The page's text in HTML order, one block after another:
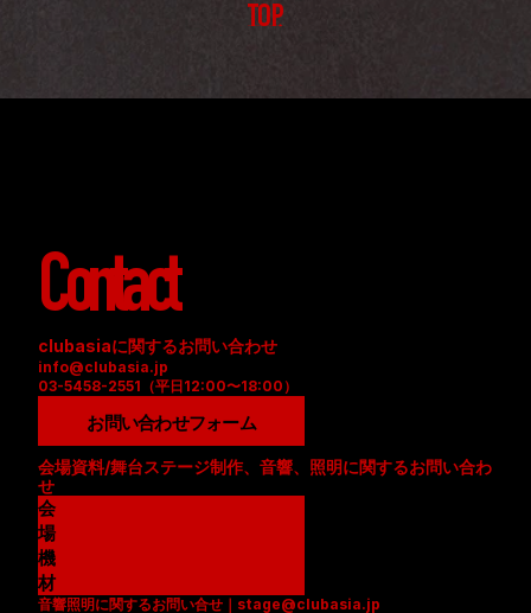
TOP
Contact
clubasiaに関するお問い合わせ
info@clubasia.jp
03-5458-2551（平日12:00〜18:00）
お問い合わせフォーム
会場資料/舞台ステージ制作、音響、照明に関するお問い合わ
せ
会
場
資
料
(
機
材
リ
音響照明に関するお問い合せ｜stage@clubasia.jp